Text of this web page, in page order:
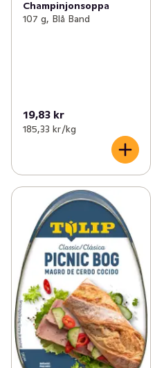
Champinjonsoppa
107 g, Blå Band
19,83 kr
185,33 kr /kg